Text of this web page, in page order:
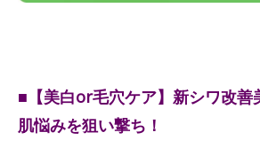
■【美白or毛穴ケア】新シワ改善
肌悩みを狙い撃ち！